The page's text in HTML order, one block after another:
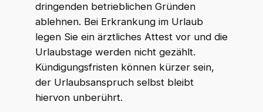
dringenden betrieblichen Gründen
ablehnen. Bei Erkrankung im Urlaub
legen Sie ein ärztliches Attest vor und die
Urlaubstage werden nicht gezählt.
Kündigungsfristen können kürzer sein,
der Urlaubsanspruch selbst bleibt
hiervon unberührt.